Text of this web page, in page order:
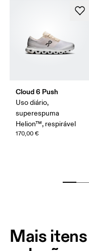
Cloud 6 Push
Uso diário,
superespuma
Helion™, respirável
170,00 €
Mais